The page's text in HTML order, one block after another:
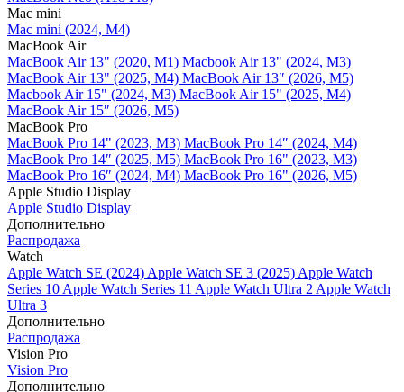
Mac mini
Mac mini (2024, M4)
MacBook Air
MacBook Air 13" (2020, M1) Macbook Air 13" (2024, M3)
MacBook Air 13" (2025, M4) MacBook Air 13″ (2026, M5)
Macbook Air 15" (2024, M3) MacBook Air 15" (2025, M4)
MacBook Air 15″ (2026, M5)
MacBook Pro
MacBook Pro 14" (2023, M3) MacBook Pro 14″ (2024, M4)
MacBook Pro 14″ (2025, M5) MacBook Pro 16" (2023, M3)
MacBook Pro 16″ (2024, M4) MacBook Pro 16" (2026, M5)
Apple Studio Display
Apple Studio Display
Дополнительно
Распродажа
Watch
Apple Watch SE (2024) Apple Watch SE 3 (2025) Apple Watch
Series 10 Apple Watch Series 11 Apple Watch Ultra 2 Apple Watch
Ultra 3
Дополнительно
Распродажа
Vision Pro
Vision Pro
Дополнительно